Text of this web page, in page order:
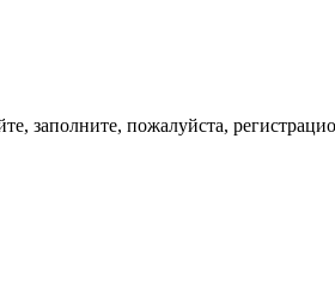
заполните, пожалуйста,